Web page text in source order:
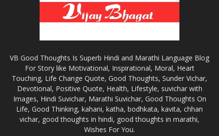
VB Good Thoughts Is Superb Hindi and Marathi Language Blog
For Story like Motivational, Inspirational, Moral, Heart
Touching, Life Change Quote, Good Thoughts, Sunder Vichar,
Devotional, Positive Quote, Health, Lifestyle, suvichar with
Images, Hindi Suvichar, Marathi Suvichar, Good Thoughts On
Life, Good Thinking, kahani, katha, bodhkata, kavita, chhan
vichar, good thoughts in hindi, good thoughts in marathi,
Wishes For You.